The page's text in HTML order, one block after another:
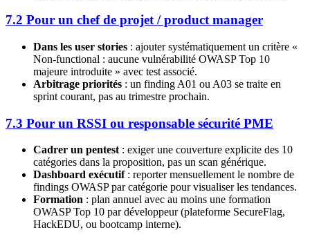
7.2 Pour un chef de projet / product manager
Dans les user stories : ajouter systématiquement un critère «
Non-functional : aucune vulnérabilité OWASP Top 10
majeure introduite » avec test associé.
Arbitrage priorités : un finding A01 ou A03 se traite en
sprint courant, pas au trimestre prochain.
7.3 Pour un RSSI ou responsable sécurité PME
Cadrer un pentest : exiger une couverture explicite des 10
catégories dans la proposition, pas un scan générique.
Dashboard exécutif: reporter mensuellement le nombre de
findings OWASP par catégorie pour visualiser les tendances.
Formation : plan annuel avec au moins une formation
OWASP Top 10 par développeur (plateforme SecureFlag,
HackEDU, ou bootcamp interne).